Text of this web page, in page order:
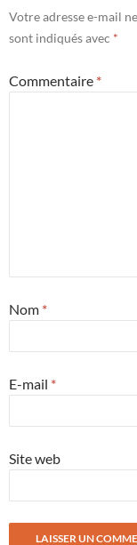
Votre adresse e-mail
sont indiqués avec *
Commentaire *
Nom *
E-mail *
Site web